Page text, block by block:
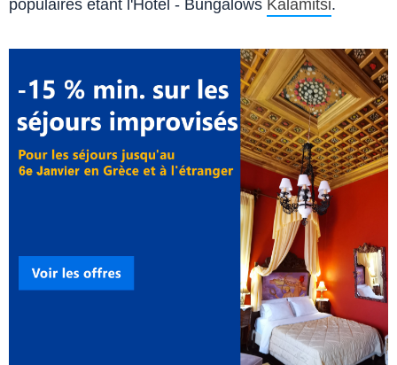
populaires étant l'Hôtel - Bungalows Kalamitsi.